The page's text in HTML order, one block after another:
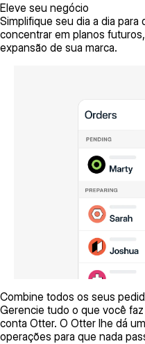
Eleve seu negócio
Simplifique seu dia a dia
concentrar em planos
expansão de sua marca.
Combine todos os seus
Gerencie tudo o que você
conta Otter. O Otter lhe dá
operações para que nada